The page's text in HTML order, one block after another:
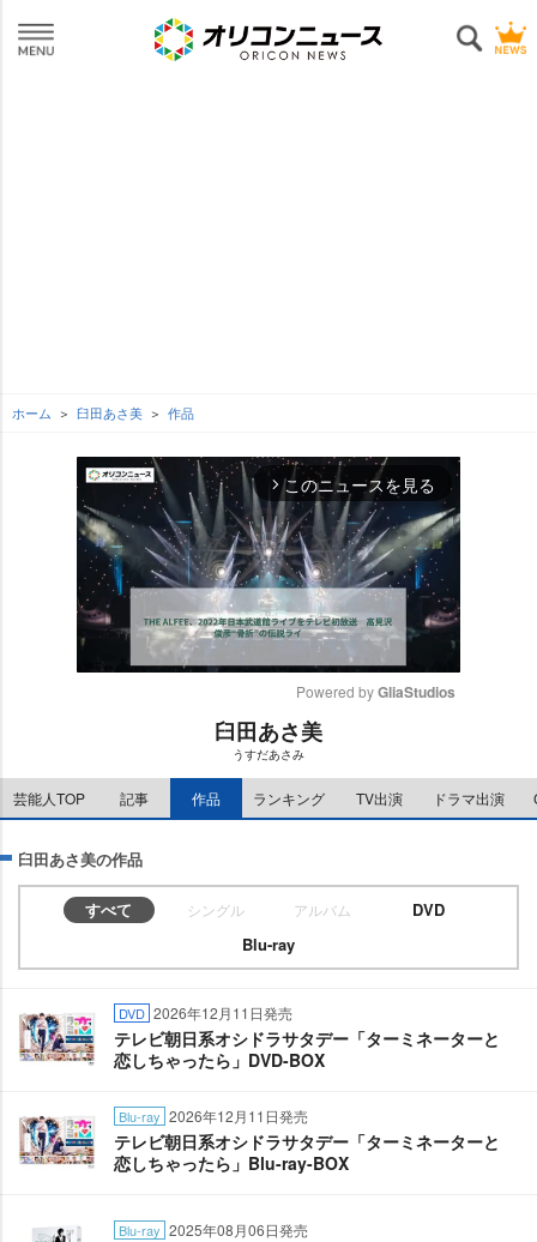
ホーム 臼田あさ美 作品
arrow_forward_ios このニュースを見る
e
Powered by GliaStudios
臼田あさ美
うすだあさみ
芸能人TOP 記事 作品 ランキング TV出演 ドラマ出演
臼田あさ美の作品
すべて シングル アルバム
DVD
Blu-ray
DVD 2026年12月11日発売
テレビ朝日系オシドラサタデー「ターミネーターと
恋しちゃったら」DVD-BOX
Blu-ray 2026年12月11日発売
テレビ朝日系オシドラサタデー「ターミネーターと
恋しちゃったら」Blu-ray-BOX
Blu-ray 2025年08月06日発売